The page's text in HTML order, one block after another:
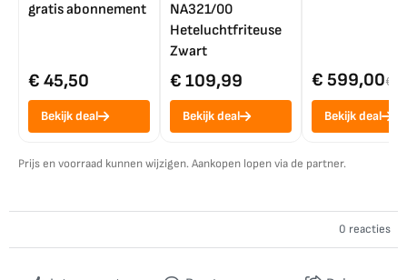
gratis abonnement
€ 45,50
Bekijk deal
NA321/00
Heteluchtfriteuse
Zwart
€ 109,99
Bekijk deal
€ 599,00€
Bekijk deal
Prijs en voorraad kunnen wijzigen. Aankopen lopen via de partner.
0 reacties